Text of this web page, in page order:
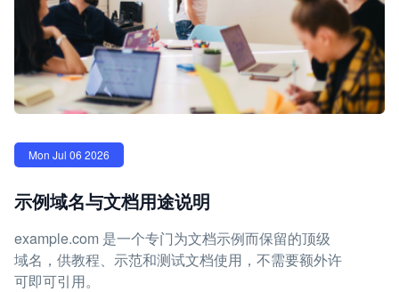
Mon Jul 06 2026
示例域名与文档用途说明
example.com 是一个专门为文档示例而保留的顶级
域名，供教程、示范和测试文档使用，不需要额外许
可即可引用。